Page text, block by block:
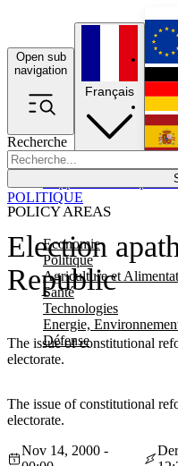
Open sub
navigation
Recherche
POLICY AREAS
Economie
Politique
Agriculture et
Santé
Technologies
Energie,
Défense
Français
Election
Republic
The issue of constitutional
electorate.
POLITIQUE
The issue of constitutional
electorate.
Nov 14, 2000 -